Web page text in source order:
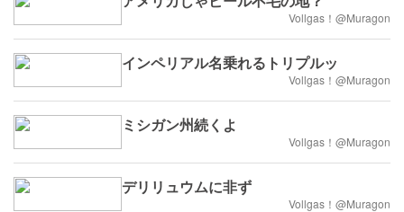
Vollgas！@Muragon
インペリアル名乗れるトリプルッ
Vollgas！@Muragon
ミシガン州続くよ
Vollgas！@Muragon
デリリュウムに非ず
Vollgas！@Muragon